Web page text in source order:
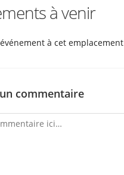
à venir
à cet emplacement
commentaire